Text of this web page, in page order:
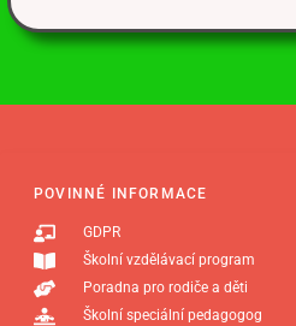
POVINNÉ INFORMACE
GDPR
Školní vzdělávací program
Poradna pro rodiče a děti
Školní speciální pedagogog